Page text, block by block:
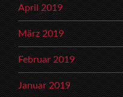
April 2019
März 2019
Februar 2019
Januar 2019